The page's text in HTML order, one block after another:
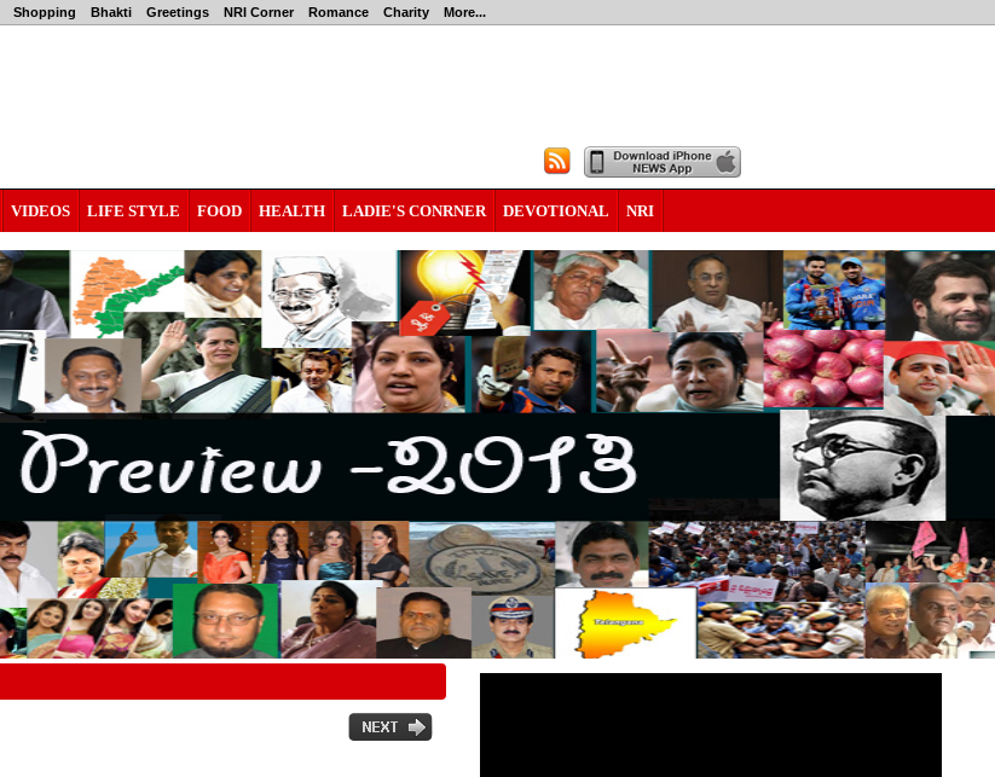
Shopping Bhakti Greetings NRI Corner Romance Charity More...
VIDEOS LIFE STYLE FOOD HEALTH LADIE'S CONRNER DEVOTIONAL NRI